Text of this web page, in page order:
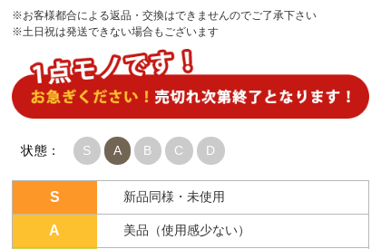
※お客様都合による返品・交換はできませんのでご了承下さい
※土日祝は発送できない場合もございます
状態： S A B C D
S 新品同様・未使用
A 美品（使用感少ない）